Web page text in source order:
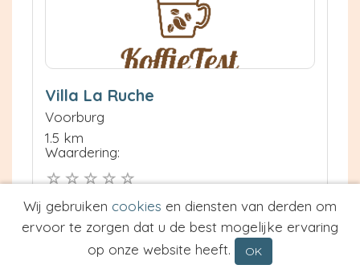
Villa La Ruche
Voorburg
1.5 km
Waardering:
Neem contact op
Meer informatie
Prijs van Espresso
Wij gebruiken cookies en diensten van derden om
ervoor te zorgen dat u de best mogelijke ervaring
op onze website heeft.
OK